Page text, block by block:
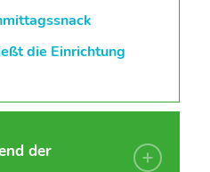
die Einrichtung
der